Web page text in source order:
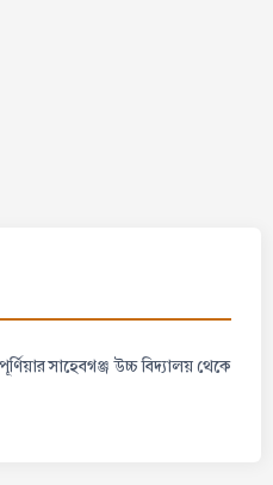
পূর্ণিয়ার সাহেবগঞ্জ উচ্চ বিদ্যালয় থেকে